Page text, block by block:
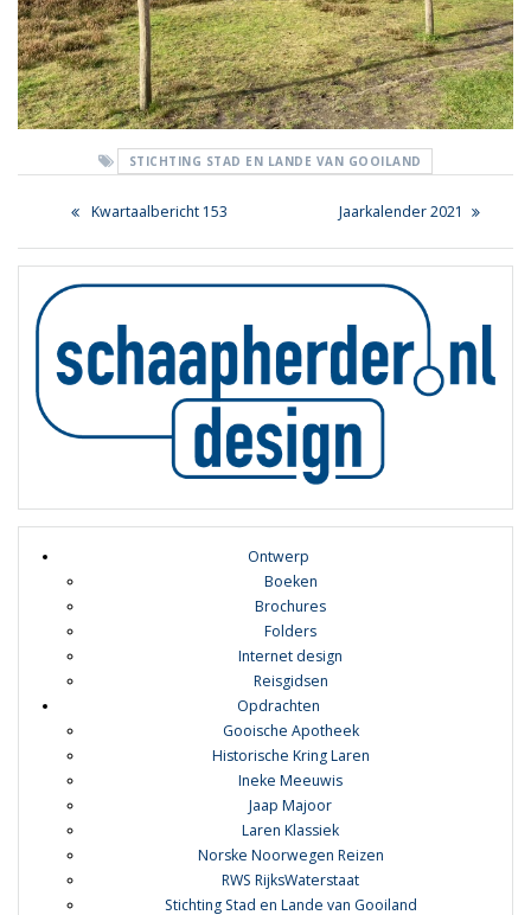
STICHTING STAD EN LANDE VAN GOOILAND
Bericht
navigatie
Previous
Kwartaalbericht 153
Next
Jaarkalender 2021
Ontwerp
Boeken
Brochures
Folders
Internet design
Reisgidsen
Opdrachten
Gooische Apotheek
Historische Kring Laren
Ineke Meeuwis
Jaap Majoor
Laren Klassiek
Norske Noorwegen Reizen
RWS RijksWaterstaat
Stichting Stad en Lande van Gooiland